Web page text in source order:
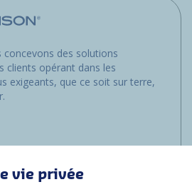
concevons des solutions
clients opérant dans les
exigeants, que ce soit sur terre,
vie privée